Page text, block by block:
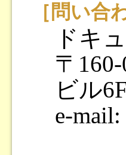
［問い合
ドキ
〒
ビル
e-mail: